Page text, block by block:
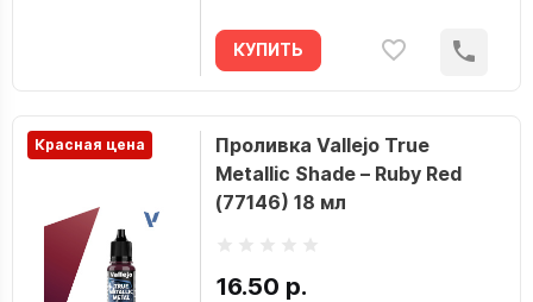
КУПИТЬ
Красная цена
Проливка Vallejo True
Metallic Shade – Ruby Red
(77146) 18 мл
16.50 р.